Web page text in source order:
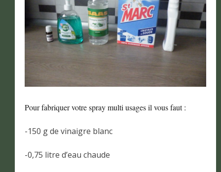
Pour fabriquer votre spray multi usages il vous faut :
-150 g de vinaigre blanc
-0,75 litre d’eau chaude